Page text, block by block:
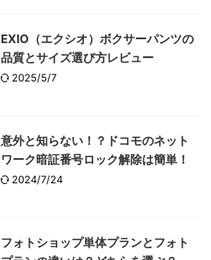
EXIO（エクシオ）ボクサーパンツの
品質とサイズ選び方レビュー
2025/5/7
意外と知らない！？ドコモのネット
ワーク暗証番号ロック解除は簡単！
2024/7/24
フォトショップ単体プランとフォト